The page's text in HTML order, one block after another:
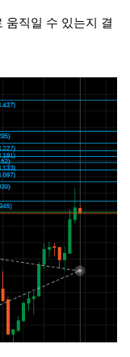
움직일 수 있는지 결